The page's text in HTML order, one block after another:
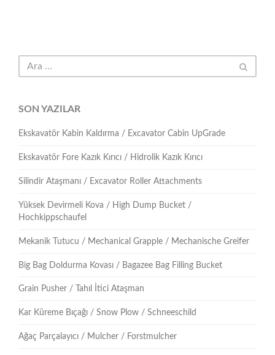
SON YAZILAR
Ekskavatör Kabin Kaldırma / Excavator Cabin UpGrade
Ekskavatör Fore Kazık Kırıcı / Hidrolik Kazık Kırıcı
Silindir Ataşmanı / Excavator Roller Attachments
Yüksek Devirmeli Kova / High Dump Bucket /
Hochkippschaufel
Mekanik Tutucu / Mechanical Grapple / Mechanische Greifer
Big Bag Doldurma Kovası / Bagazee Bag Filling Bucket
Grain Pusher / Tahıl İtici Ataşman
Kar Küreme Bıçağı / Snow Plow / Schneeschild
Ağaç Parçalayıcı / Mulcher / Forstmulcher